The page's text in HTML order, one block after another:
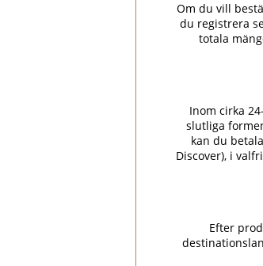
Om du vill
du registrera
totala
Inom cirka
slutliga
kan du
Discover), i
Efter